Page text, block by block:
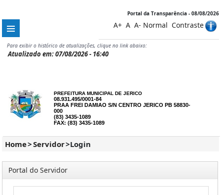
Portal da Transparência - 08/08/2026
A+ A A- Normal Contraste
Para exibir o histórico de atualizações, clique no link abaixo:
Atualizado em: 07/08/2026 - 16:40
PREFEITURA MUNICIPAL DE JERICO
08.931.495/0001-84
PRAA FREI DAMIAO S/N CENTRO JERICO PB 58830-
000
(83) 3435-1089
FAX: (83) 3435-1089
Home>Servidor>Login
Portal do Servidor